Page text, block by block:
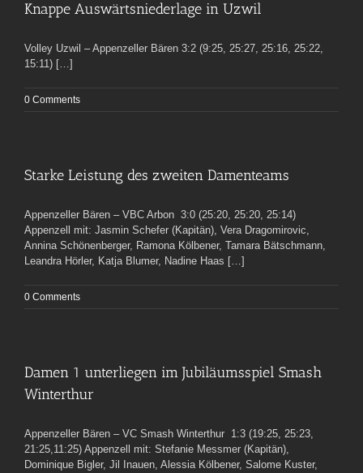
Knappe Auswärtsniederlage in Uzwil
Volley Uzwil – Appenzeller Bären 3:2 (9:25, 25:27, 25:16, 25:22,
15:11) […]
0 Comments
Starke Leistung des zweiten Damenteams
Appenzeller Bären – VBC Arbon 3:0 (25:20, 25:20, 25:14)
Appenzell mit: Jasmin Schefer (Kapitän), Vera Dragomirovic,
Annina Schönenberger, Ramona Kölbener, Tamara Bätschmann,
Leandra Hörler, Katja Blumer, Nadine Haas […]
0 Comments
Damen 1 unterliegen im Jubiläumsspiel Smash
Winterthur
Appenzeller Bären – VC Smash Winterthur 1:3 (19:25, 25:23,
21:25,11:25) Appenzell mit: Stefanie Messmer (Kapitän),
Dominique Bigler, Jil Inauen, Alessia Kölbener, Salome Kuster,